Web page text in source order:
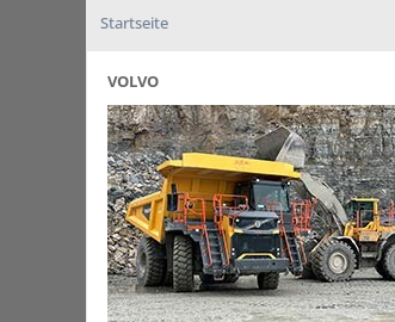
Startseite
VOLVO